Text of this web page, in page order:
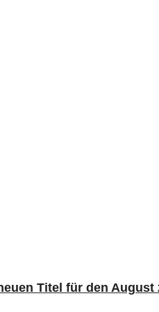
Titel für den August